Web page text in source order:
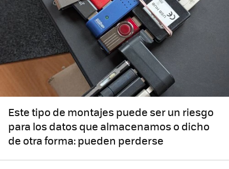
Este tipo de montajes puede ser un riesgo
para los datos que almacenamos o dicho
de otra forma: pueden perderse